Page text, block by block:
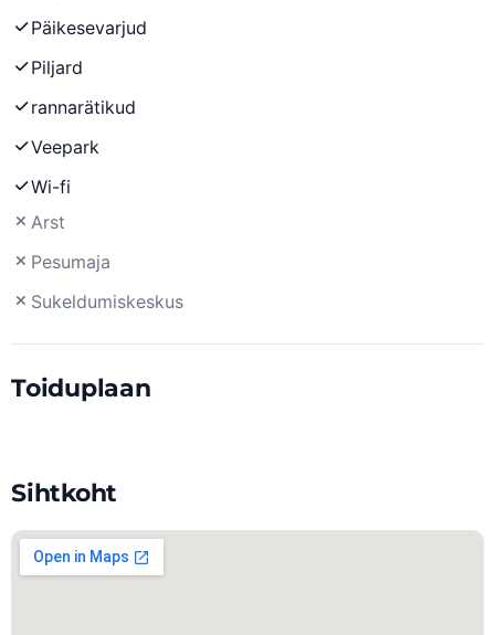
Päikesevarjud
Piljard
rannarätikud
Veepark
Wi-fi
Arst
Pesumaja
Sukeldumiskeskus
Toiduplaan
Sihtkoht